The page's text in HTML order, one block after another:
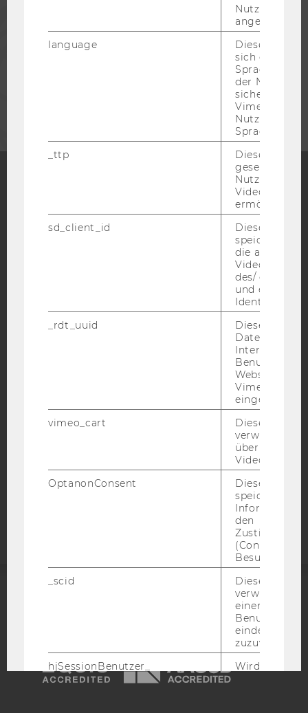
MITARBEITENDE
Blog
Bluesky
BARRIEREFREIHEITSERKLÄRUNG WEBSEITE
DATENSCHUTZERKLÄRUNG SOCIAL MEDIA
DATENSCHUTZERKLÄRUNG
STUDIENBEWERBER*INNEN UND STUDIERENDE
Barrierefreiheitserklärung
Nutzer*in
angemeldet
language
Dieses
sich die
der
Vimeo in der
Nutzer
Sprache
_ttp
Dieser
gesetzt, um
Nutzung des
Videoplayers
ermöglichen
sd_client_id
Dieses Cookie
speichert
die aktuellen
des/ der
und einen
_rdt_uuid
Dieses
Daten über
Interaktionen
Websites, auf
Vimeo-Video
eingebettet
vimeo_cart
Dieses
verwendet,
überprüfen,
Video
OptanonConsent
Dieses Cookie
speichert
den
(Consent)
Besuchers.
_scid
Dieses
verwendet,
einem/einer
Benutzer*in
eindeutige ID
zuzuweisen
hjSessionBenutzer_
Wird gesetzt,